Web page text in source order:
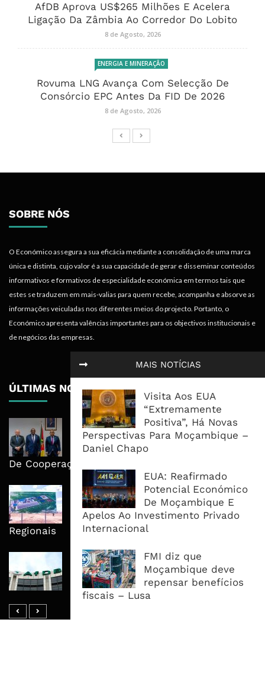
MAIS NOTÍCIAS
Visita Aos EUA
“Extremamente
Positiva”, Há Novas
Perspectivas Para Moçambique –
Daniel Chapo
EUA: Reafirmado
Potencial Económico
De Moçambique E
Apelos Ao Investimento Privado
Internacional
FMI diz que
Moçambique deve
repensar benefícios
fiscais – Lusa
AfDB Aprova US$265 Milhões E Acelera
Ligação Da Zâmbia Ao Corredor Do Lobito
8 de Agosto, 2026
ENERGIA E MINERAÇÃO
Rovuma LNG Avança Com Selecção De
Consórcio EPC Antes Da FID De 2026
8 de Agosto, 2026
SOBRE NÓS
O Económico assegura a sua eficácia mediante a consolidação de uma marca
única e distinta, cujo valor é a sua capacidade de gerar e disseminar conteúdos
informativos e formativos de especialidade económica em termos tais que
estes se traduzem em mais-valias para quem recebe, acompanha e absorve as
informações veiculadas nos diferentes meios do projecto. Portanto, o
Económico apresenta valências importantes para os objectivos institucionais e
de negócios das empresas.
ÚLTIMAS NOTÍCIAS
Moçambique E ECA Colocam
Emprego, Industrialização E
Execução No Centro Da Nova Agenda
De Cooperação
Nova Capacidade Cimenteira Coloca
Moçambique No Caminho Da Auto-
Suficiência E Das Exportações
Regionais
AfDB Aprova US$265 Milhões E
Acelera Ligação Da Zâmbia Ao
Corredor Do Lobito